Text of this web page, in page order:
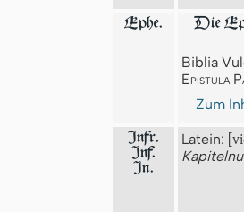
Ephe. Die
Biblia
Epistula
Zum
Infr.
Inf.
In.
Latein: